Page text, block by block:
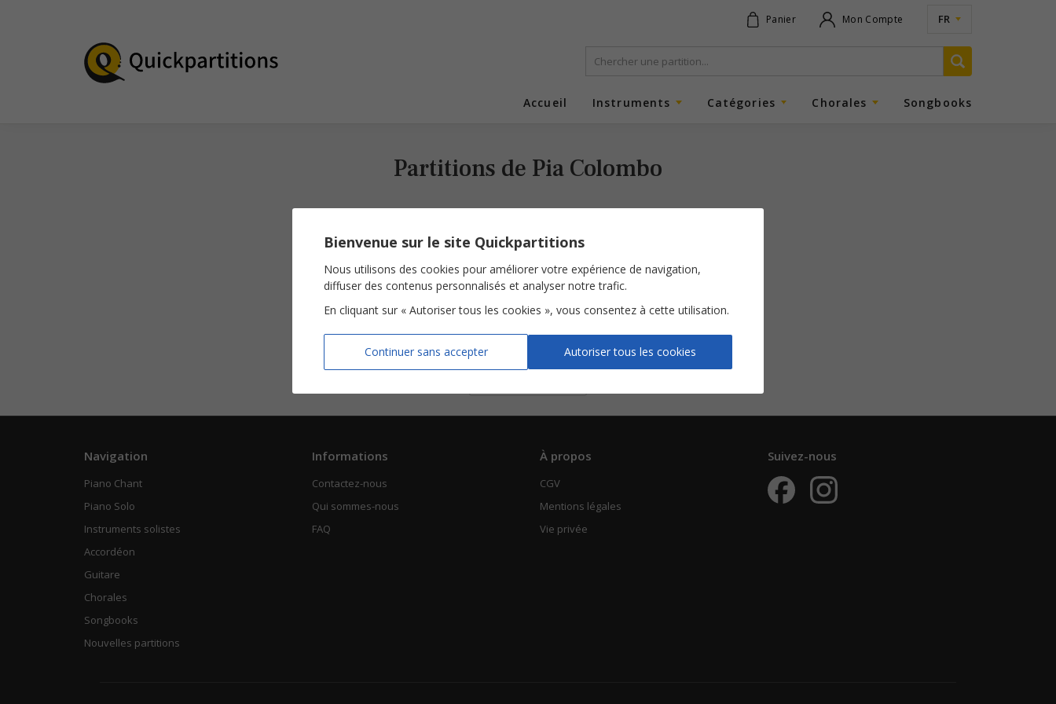
Panier Mon Compte FR
Accueil Instruments Catégories Chorales Songbooks
Partitions de Pia Colombo
Le tzigane
Navigation
Piano Chant
Piano Solo
Instruments solistes
Accordéon
Guitare
Chorales
Songbooks
Nouvelles partitions
Informations
Contactez-nous
Qui sommes-nous
FAQ
À propos
CGV
Mentions légales
Vie privée
Suivez-nous
Bienvenue sur le site Quickpartitions
Nous utilisons des cookies pour améliorer votre expérience de navigation,
diffuser des contenus personnalisés et analyser notre trafic.
En cliquant sur « Autoriser tous les cookies », vous consentez à cette utilisation.
Continuer sans accepter Autoriser tous les cookies